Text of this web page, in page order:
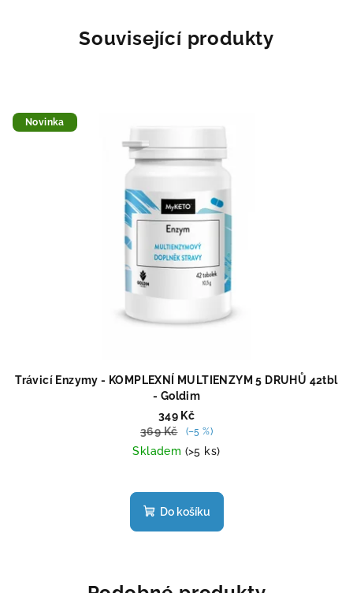
Související produkty
Novinka
Trávicí Enzymy - KOMPLEXNÍ MULTIENZYM 5 DRUHŮ 42tbl
- Goldim
349 Kč
369 Kč
(–5 %)
Skladem (>5 ks)
hodnocení
produktu
hvězdiček.
Do košíku